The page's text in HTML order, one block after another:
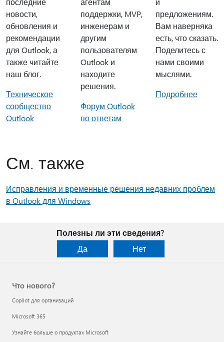
новости,
обновления и
рекомендации
для Outlook, а
также читайте
наш блог.
Техническое
сообщество
Outlook
поддержки, MVP,
инженерам и
другим
пользователям
Outlook и
находите
решения.
Форум Outlook
по ответам
предложениям.
Вам наверняка
есть, что сказать.
Поделитесь с
нами своими
мыслями.
Подробнее
См. также
Исправления и временные решения недавних проблем
в Outlook для Windows
Полезны ли эти сведения?
Да
Нет
Что нового?
Copilot для организаций
Microsoft 365
Узнайте больше о продуктах Microsoft